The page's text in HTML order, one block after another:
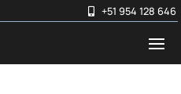
+51 954 128 646